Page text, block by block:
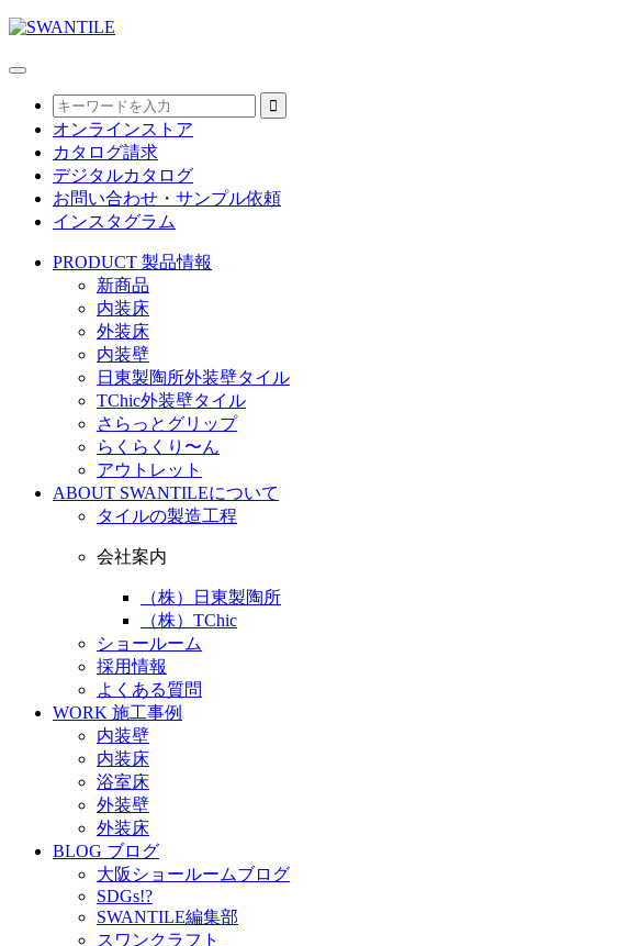
オンラインストア
カタログ請求
デジタルカタログ
お問い合わせ・サンプル依頼
インスタグラム
PRODUCT 製品情報
新商品
内装床
外装床
内装壁
日東製陶所外装壁タイル
TChic外装壁タイル
さらっとグリップ
らくらくり〜ん
アウトレット
ABOUT SWANTILEについて
タイルの製造工程
会社案内
（株）日東製陶所
（株）TChic
ショールーム
採用情報
よくある質問
WORK 施工事例
内装壁
内装床
浴室床
外装壁
外装床
BLOG ブログ
大阪ショールームブログ
SDGs!?
SWANTILE編集部
スワンクラフト